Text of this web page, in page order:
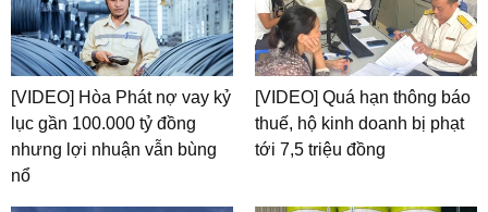
[VIDEO] Hòa Phát nợ vay kỷ
lục gần 100.000 tỷ đồng
nhưng lợi nhuận vẫn bùng
nổ
[VIDEO] Quá hạn thông báo
thuế, hộ kinh doanh bị phạt
tới 7,5 triệu đồng